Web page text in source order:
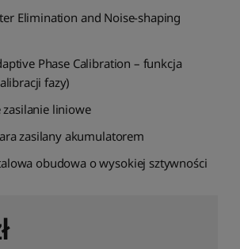
Elimination and Noise-shaping
Phase Calibration – funkcja
fazy)
zasilanie liniowe
zasilany akumulatorem
obudowa o wysokiej sztywności